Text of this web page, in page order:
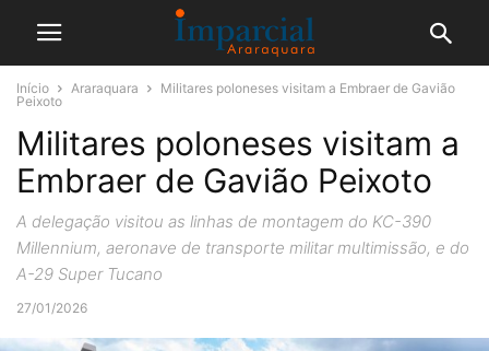
Início Araraquara
Militares poloneses visitam a Embraer de Gavião
Peixoto
Militares poloneses visitam a
Embraer de Gavião Peixoto
A delegação visitou as linhas de montagem do KC-390
Millennium, aeronave de transporte militar multimissão, e do
A-29 Super Tucano
27/01/2026